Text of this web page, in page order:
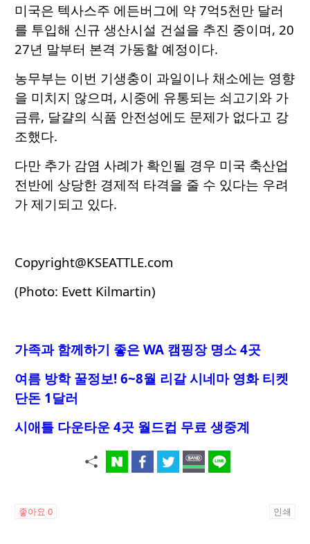
미국은 텍사스주 에든버그에 약 7억5천만 달러
를 투입해 신규 생산시설 건설을 추진 중이며, 20
27년 말부터 본격 가동할 예정이다.
농무부는 이번 기생충이 과일이나 채소에는 영향
을 미치지 않으며, 시중에 유통되는 쇠고기와 가
금류, 달걀의 식품 안전성에도 문제가 없다고 강
조했다.
다만 추가 감염 사례가 확인될 경우 미국 축산업
전반에 상당한 경제적 타격을 줄 수 있다는 우려
가 제기되고 있다.
Copyright@KSEATTLE.com
(Photo: Evett Kilmartin)
가족과 함께하기 좋은 WA 캠핑장 명소 4곳
여름 방학 꿀정보! 6~8월 리갈 시네마 영화 티켓
단돈 1달러
시애틀 다운타운 4곳 월드컵 무료 생중계
좋아요 0 인쇄